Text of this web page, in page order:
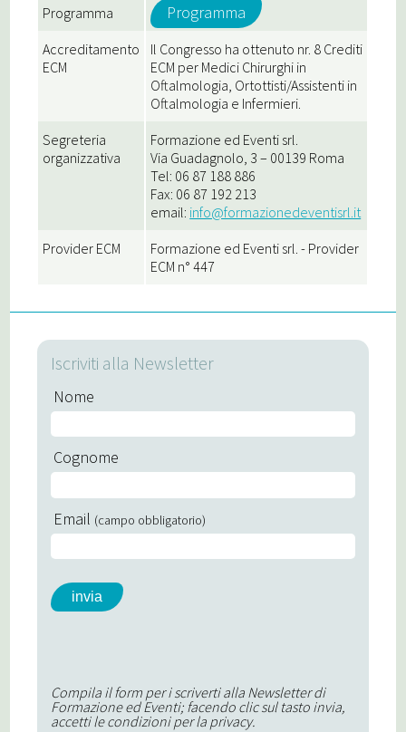
Programma
Programma
Accreditamento
ECM
Il Congresso ha ottenuto nr. 8 Crediti
ECM per Medici Chirurghi in
Oftalmologia, Ortottisti/Assistenti in
Oftalmologia e Infermieri.
Segreteria
organizzativa
Formazione ed Eventi srl.
Via Guadagnolo, 3 – 00139 Roma
Tel: 06 87 188 886
Fax: 06 87 192 213
email: info@formazionedeventisrl.it
Provider ECM
Formazione ed Eventi srl. - Provider
ECM n° 447
Iscriviti alla Newsletter
Nome
Cognome
Email (campo obbligatorio)
Compila il form per i scriverti alla Newsletter di
Formazione ed Eventi; facendo clic sul tasto invia,
accetti le condizioni per la privacy.